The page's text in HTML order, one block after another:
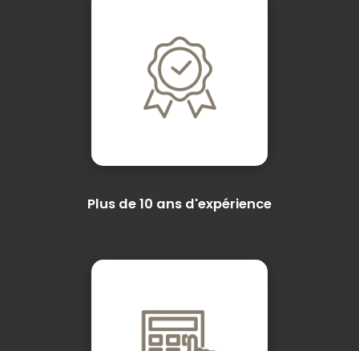
Plus de 10 ans d'expérience